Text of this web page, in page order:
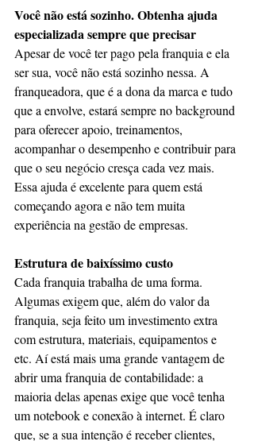
Você não está sozinho. Obtenha ajuda
especializada sempre que precisar
Apesar de você ter pago pela franquia e ela
ser sua, você não está sozinho nessa. A
franqueadora, que é a dona da marca e tudo
que a envolve, estará sempre no background
para oferecer apoio, treinamentos,
acompanhar o desempenho e contribuir para
que o seu negócio cresça cada vez mais.
Essa ajuda é excelente para quem está
começando agora e não tem muita
experiência na gestão de empresas.
Estrutura de baixíssimo custo
Cada franquia trabalha de uma forma.
Algumas exigem que, além do valor da
franquia, seja feito um investimento extra
com estrutura, materiais, equipamentos e
etc. Aí está mais uma grande vantagem de
abrir uma franquia de contabilidade: a
maioria delas apenas exige que você tenha
um notebook e conexão à internet. É claro
que, se a sua intenção é receber clientes,